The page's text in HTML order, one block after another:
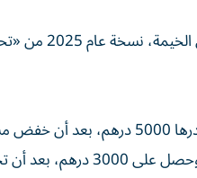
ونظم مستشفى رأس الخيمة، بالتعاون مع المكتب التمثيلي لوزارة الصحة
في فئة التحدي البدني، فاز كارثيك أنبازهاجان، هندي، مقيم في دبي، وحصل على جائزة مالية
الهيموجلوبين الجلوكوزي لديه من 9.6 إلى 6.94. وتلاه جواد حسين، هندي مقيم في دبي